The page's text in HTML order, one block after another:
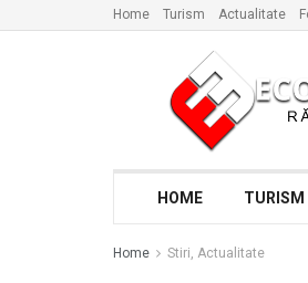
Home Turism Actualitate
HOME TURISM
Home Stiri, Actualitate